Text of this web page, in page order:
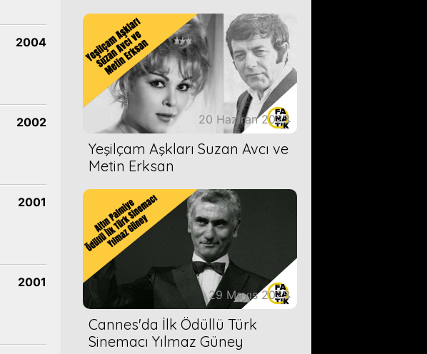
2004
2002
2001
2001
20 Haziran 2023
Yeşilçam Aşkları Suzan Avcı ve
Metin Erksan
29 Mayıs 2023
Cannes'da İlk Ödüllü Türk
Sinemacı Yılmaz Güney